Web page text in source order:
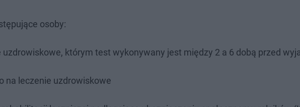
osoby:
którym test wykonywany jest między 2 a 6 dobą przed
na leczenie uzdrowiskowe